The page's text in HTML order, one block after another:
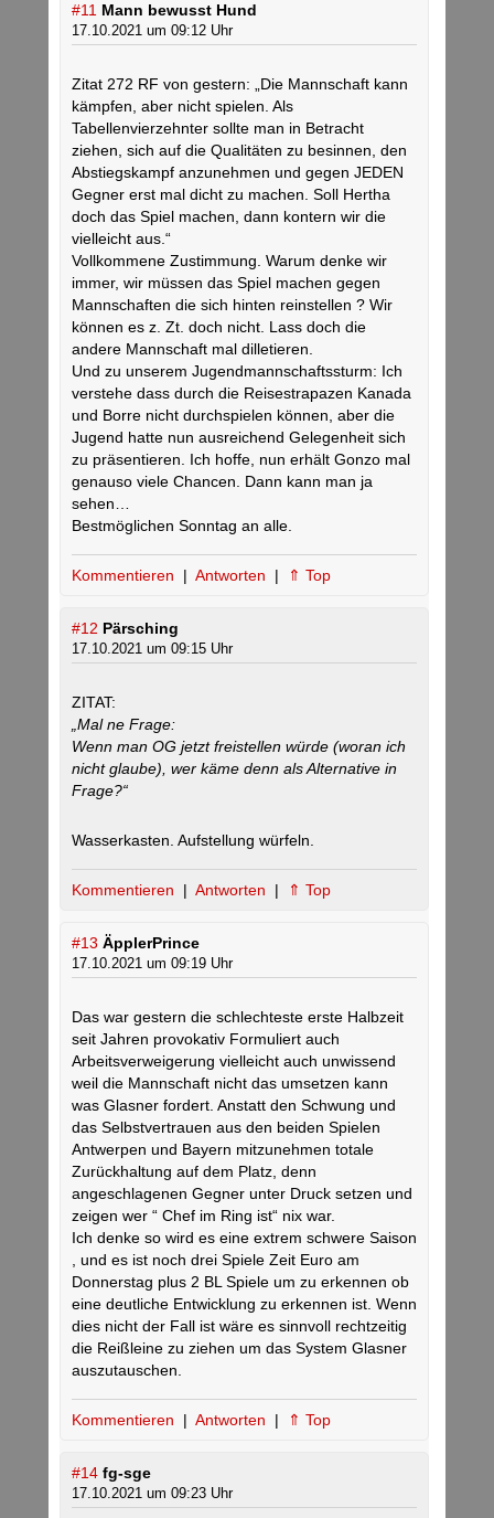
#11 Mann bewusst Hund
17.10.2021 um 09:12 Uhr
Zitat 272 RF von gestern: „Die Mannschaft kann
kämpfen, aber nicht spielen. Als
Tabellenvierzehnter sollte man in Betracht
ziehen, sich auf die Qualitäten zu besinnen, den
Abstiegskampf anzunehmen und gegen JEDEN
Gegner erst mal dicht zu machen. Soll Hertha
doch das Spiel machen, dann kontern wir die
vielleicht aus.“
Vollkommene Zustimmung. Warum denke wir
immer, wir müssen das Spiel machen gegen
Mannschaften die sich hinten reinstellen ? Wir
können es z. Zt. doch nicht. Lass doch die
andere Mannschaft mal dilletieren.
Und zu unserem Jugendmannschaftssturm: Ich
verstehe dass durch die Reisestrapazen Kanada
und Borre nicht durchspielen können, aber die
Jugend hatte nun ausreichend Gelegenheit sich
zu präsentieren. Ich hoffe, nun erhält Gonzo mal
genauso viele Chancen. Dann kann man ja
sehen…
Bestmöglichen Sonntag an alle.
Kommentieren | Antworten | ⇑ Top
#12 Pärsching
17.10.2021 um 09:15 Uhr
ZITAT:
„Mal ne Frage:
Wenn man OG jetzt freistellen würde (woran ich
nicht glaube), wer käme denn als Alternative in
Frage?“
Wasserkasten. Aufstellung würfeln.
Kommentieren | Antworten | ⇑ Top
#13 ÄpplerPrince
17.10.2021 um 09:19 Uhr
Das war gestern die schlechteste erste Halbzeit
seit Jahren provokativ Formuliert auch
Arbeitsverweigerung vielleicht auch unwissend
weil die Mannschaft nicht das umsetzen kann
was Glasner fordert. Anstatt den Schwung und
das Selbstvertrauen aus den beiden Spielen
Antwerpen und Bayern mitzunehmen totale
Zurückhaltung auf dem Platz, denn
angeschlagenen Gegner unter Druck setzen und
zeigen wer “ Chef im Ring ist“ nix war.
Ich denke so wird es eine extrem schwere Saison
, und es ist noch drei Spiele Zeit Euro am
Donnerstag plus 2 BL Spiele um zu erkennen ob
eine deutliche Entwicklung zu erkennen ist. Wenn
dies nicht der Fall ist wäre es sinnvoll rechtzeitig
die Reißleine zu ziehen um das System Glasner
auszutauschen.
Kommentieren | Antworten | ⇑ Top
#14 fg-sge
17.10.2021 um 09:23 Uhr